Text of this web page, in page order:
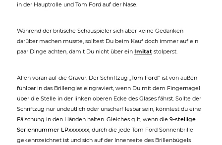
in der Hauptrolle und Tom Ford auf der Nase.
Während der britische Schauspieler sich aber keine Gedanken
darüber machen musste, solltest Du beim Kauf doch immer auf ein
paar Dinge achten, damit Du nicht über ein Imitat stolperst.
Allen voran auf die Gravur. Der Schriftzug „Tom Ford“ ist von außen
fühlbar in das Brillenglas eingraviert, wenn Du mit dem Fingernagel
über die Stelle in der linken oberen Ecke des Glases fährst. Sollte der
Schriftzug nur undeutlich oder unscharf lesbar sein, könntest du eine
Fälschung in den Händen halten. Gleiches gilt, wenn die 9-stellige
Seriennummer LPxxxxxxx, durch die jede Tom Ford Sonnenbrille
gekennzeichnet ist und sich auf der Innenseite des Brillenbügels